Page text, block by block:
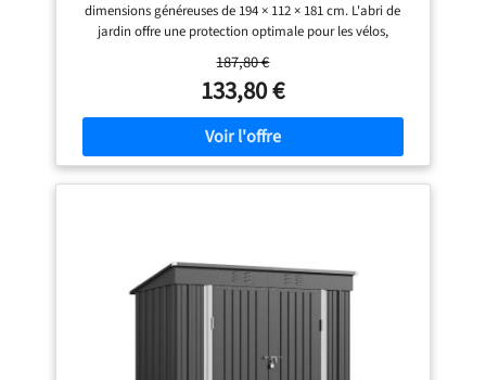
dimensions généreuses de 194 × 112 × 181 cm. L'abri de
jardin offre une protection optimale pour les vélos,
tondeuses à gazon, outils, meubles de jardin ou pneus de
voiture. La construction bien pensée crée beaucoup
d'espace de rangement sur une surface compacte, idéale
pour les jardins, les terrasses ou les cours. Facile à utiliser :
la double porte coulissante peu encombrante permet une
largeur de passage confortable de 79 cm. Ainsi, même les
appareils grands ou plus grands peuvent être facilement
ouvertures d'aération à l'avant et à l'arrière assurent une
circulation d'air continue. Cela réduit efficacement
l'humidité et empêche la formation de condensation, de
moisissure ou d'odeurs désagréables. Vos outils de jardin
aux intempéries et robuste : le boîtier en métal robuste
187,80 €
133,80 €